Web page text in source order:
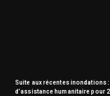
Suite aux récentes inondations
d’assistance humanitaire pour